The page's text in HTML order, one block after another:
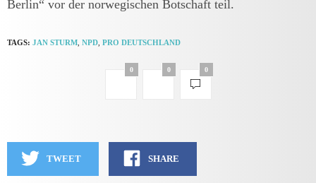
Berlin“ vor der norwegischen Botschaft teil.
TAGS: JAN STURM NPD PRO DEUTSCHLAND
0 0 0
TWEET SHARE